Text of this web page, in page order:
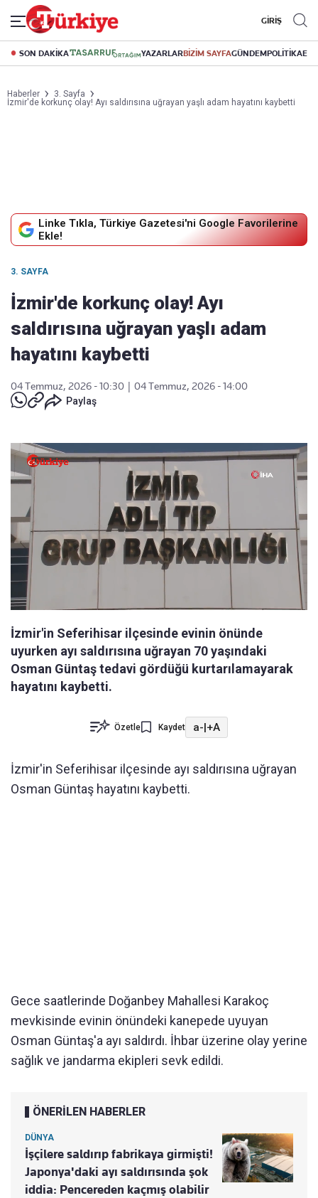
GİRİŞ
SON DAKİKA YAZARLARBİZİM SAYFAGÜNDEMPOLİTİKA
Haberler
3. Sayfa
İzmir'de korkunç olay! Ayı saldırısına uğrayan yaşlı adam hayatını kaybetti
Linke Tıkla, Türkiye Gazetesi'ni Google Favorilerine
Ekle!
3. SAYFA
İzmir'de korkunç olay! Ayı
saldırısına uğrayan yaşlı adam
hayatını kaybetti
04 Temmuz, 2026 - 10:30
04 Temmuz, 2026 - 14:00
Paylaş
İzmir'in Seferihisar ilçesinde evinin önünde
uyurken ayı saldırısına uğrayan 70 yaşındaki
Osman Güntaş tedavi gördüğü kurtarılamayarak
hayatını kaybetti.
Özetle Kaydet a-|+A
İzmir'in Seferihisar ilçesinde ayı saldırısına uğrayan
Osman Güntaş hayatını kaybetti.
Gece saatlerinde Doğanbey Mahallesi Karakoç
mevkisinde evinin önündeki kanepede uyuyan
Osman Güntaş'a ayı saldırdı. İhbar üzerine olay yerine
sağlık ve jandarma ekipleri sevk edildi.
ÖNERİLEN HABERLER
DÜNYA
İşçilere saldırıp fabrikaya girmişti!
Japonya'daki ayı saldırısında şok
iddia: Pencereden kaçmış olabilir